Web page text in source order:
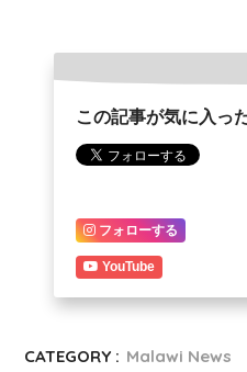
この記事が気に入っ
フォローする
YouTube
CATEGORY : Malawi News